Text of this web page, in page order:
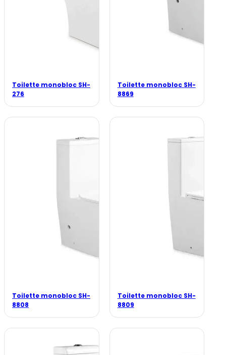
Toilette monobloc SH-
276
Toilette monobloc SH-
8869
Toilette monobloc SH-
8808
Toilette monobloc SH-
8809